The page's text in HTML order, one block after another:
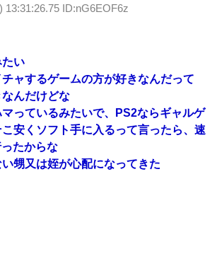
13:31:26.75 ID:nG6EOF6z
い
ャするゲームの方が好きなんだって
んだけどな
っているみたいで、PS2ならギャルゲ
安くソフト手に入るって言ったら、速
たからな
甥又は姪が心配になってきた